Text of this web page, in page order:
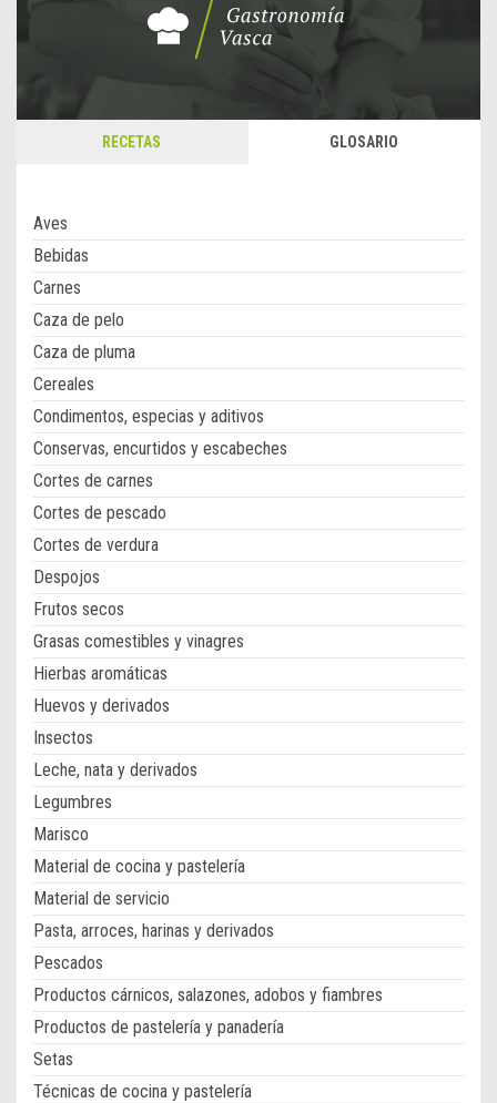
RECETAS GLOSARIO
Aves
Bebidas
Carnes
Caza de pelo
Caza de pluma
Cereales
Condimentos, especias y aditivos
Conservas, encurtidos y escabeches
Cortes de carnes
Cortes de pescado
Cortes de verdura
Despojos
Frutos secos
Grasas comestibles y vinagres
Hierbas aromáticas
Huevos y derivados
Insectos
Leche, nata y derivados
Legumbres
Marisco
Material de cocina y pastelería
Material de servicio
Pasta, arroces, harinas y derivados
Pescados
Productos cárnicos, salazones, adobos y fiambres
Productos de pastelería y panadería
Setas
Técnicas de cocina y pastelería